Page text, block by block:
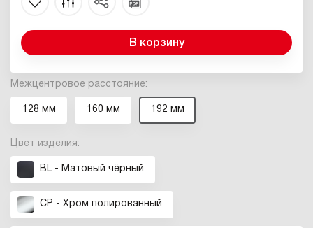
Межцентровое расстояние:
128 мм 160 мм 192 мм
Цвет изделия:
BL - Матовый чёрный
CP - Хром полированный
В корзину